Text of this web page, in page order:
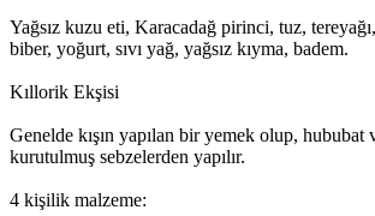
Yağsız kuzu eti, Karacadağ pirinci, tuz, tereyağı,
biber, yoğurt, sıvı yağ, yağsız kıyma, badem.
Kıllorik Ekşisi
Genelde kışın yapılan bir yemek olup, hububat
kurutulmuş sebzelerden yapılır.
4 kişilik malzeme: